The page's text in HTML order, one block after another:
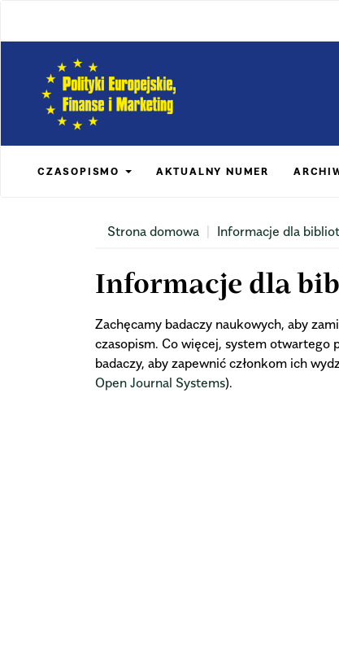
Content
Sidebar
CZASOPISMO AKTUALNY NUMER
Strona domowa Informacje dla
Informacje dla
Zachęcamy badaczy naukowych, aby
czasopism. Co więcej, system otwartego
badaczy, aby zapewnić członkom ich
Open Journal Systems).